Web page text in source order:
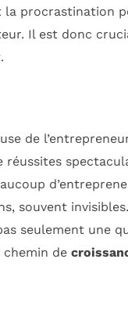
la procrastination
Il est donc
de
réussites
souvent
seulement une
chemin de